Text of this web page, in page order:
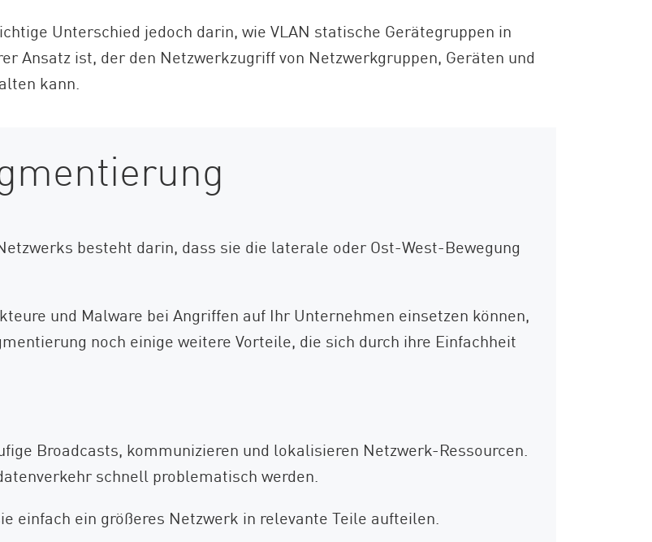
Unterschied jedoch darin, wie VLAN statische Gerätegruppen in
Ansatz ist, der den Netzwerkzugriff von Netzwerkgruppen, Geräten und
kann.
besteht darin, dass sie die laterale oder Ost-West-Bewegung
und Malware bei Angriffen auf Ihr Unternehmen einsetzen können,
noch einige weitere Vorteile, die sich durch ihre Einfachheit
Broadcasts, kommunizieren und lokalisieren Netzwerk-Ressourcen.
schnell problematisch werden.
einfach ein größeres Netzwerk in relevante Teile aufteilen.